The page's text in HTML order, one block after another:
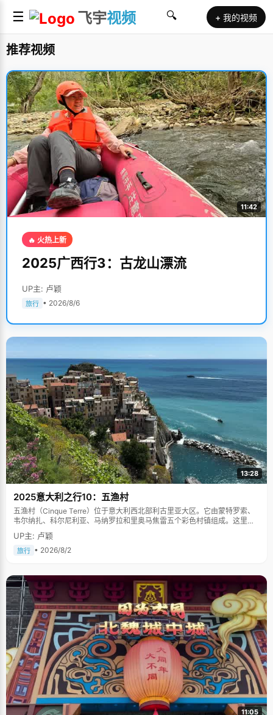
☰ 飞宇视频 🔍 + 我的视频
推荐视频
11:42
🔥 火热上新
2025广西行3：古龙山漂流
UP主: 卢颖
旅行 • 2026/8/6
13:28
2025意大利之行10：五渔村
五渔村（Cinque Terre）位于意大利西北部利古里亚大区。它由蒙特罗索、
韦尔纳扎、科尔尼利亚、马纳罗拉和里奥马焦雷五个彩色村镇组成。这里依
山傍海，房屋色彩斑斓，1997年被列为世界文化遗产。
UP主: 卢颖
旅行 • 2026/8/2
11:05